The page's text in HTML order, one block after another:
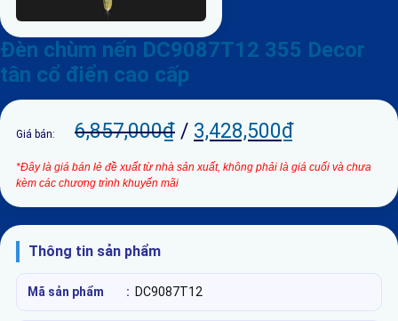
Đèn chùm nến DC9087T12 355 Decor
tân cổ điển cao cấp
Giá bán: 6,857,000₫ / 3,428,500₫
*Đây là giá bán lẻ đề xuất từ nhà sản xuất, không phải là giá cuối và chưa
kèm các chương trình khuyến mãi
Thông tin sản phẩm
Mã sản phẩm : DC9087T12